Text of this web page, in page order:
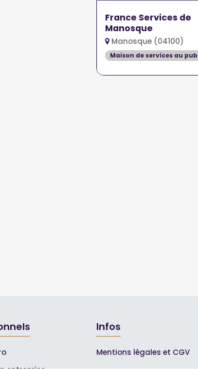
France Services de
Manosque
Manosque (04100)
Maison de services au
Infos
Mentions légales et CGV